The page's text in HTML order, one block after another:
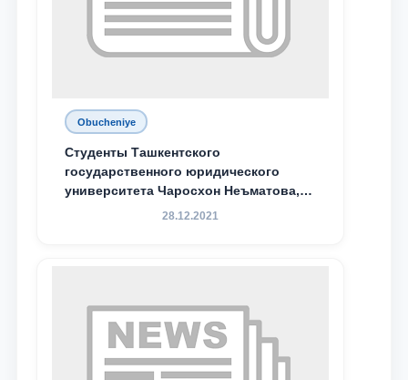
Obucheniye
Студенты Ташкентского
государственного юридического
университета Чаросхон Неъматова,
Севдо Хакимходжаева, Анбарой
специальной стипендии имени
Хадичи Сулеймановой.
28.12.2021